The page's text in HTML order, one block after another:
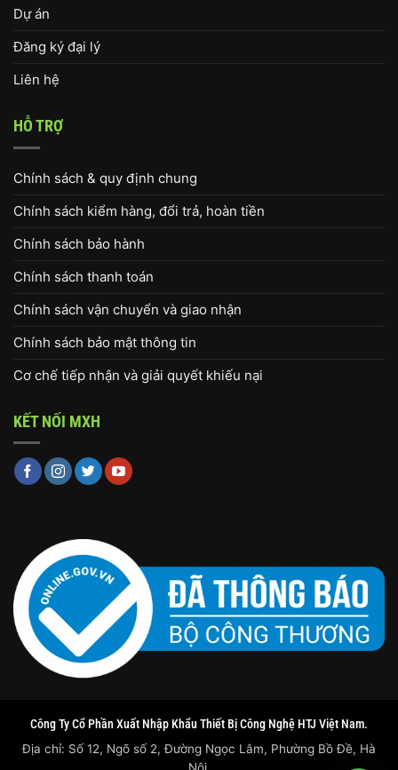
Dự án
Đăng ký đại lý
Liên hệ
HỖ TRỢ
Chính sách & quy định chung
Chính sách kiểm hàng, đổi trả, hoàn tiền
Chính sách bảo hành
Chính sách thanh toán
Chính sách vận chuyển và giao nhận
Chính sách bảo mật thông tin
Cơ chế tiếp nhận và giải quyết khiếu nại
KẾT NỐI MXH
Công Ty Cổ Phần Xuất Nhập Khẩu Thiết Bị Công Nghệ HTJ Việt Nam.
Địa chỉ: Số 12, Ngõ số 2, Đường Ngọc Lâm, Phường Bồ Đề, Hà
Nội.